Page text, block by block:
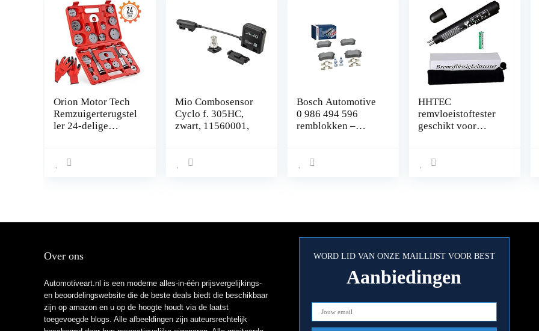
Orion Motor Tech
Remzuigerterugstel
ler 24-delige
er rem universele
terugsteller
Mio Combosensor
Cyclo f. 305HC,
zwart, 11560001,
Bosch Automotive
0 986 494 596
remblokken –
vier remblokken
HHTEC
remvloeistoftester
geschikt voor
led-weergave,
(mogelijk niet
Over ons
Automotiveart.nl is een moderne alles-in-één prijsvergelijkings-
en beoordelingswebsite die de beste deals biedt die beschikbaar
zijn op amazon en u op de hoogte houdt via de laatst
toegevoegde blogs. Alle afbeeldingen zijn auteursrechtelijk
WORD LID VAN ONZE MAILLIJST VOOR BEST
Aanbiedingen